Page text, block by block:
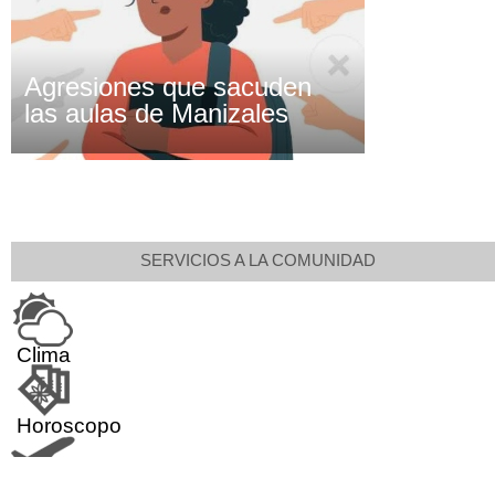
Agresiones que sacuden
las aulas de Manizales
SERVICIOS A LA COMUNIDAD
Clima
Horoscopo